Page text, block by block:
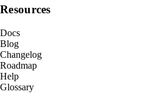
Resources
Docs
Blog
Changelog
Roadmap
Help
Glossary